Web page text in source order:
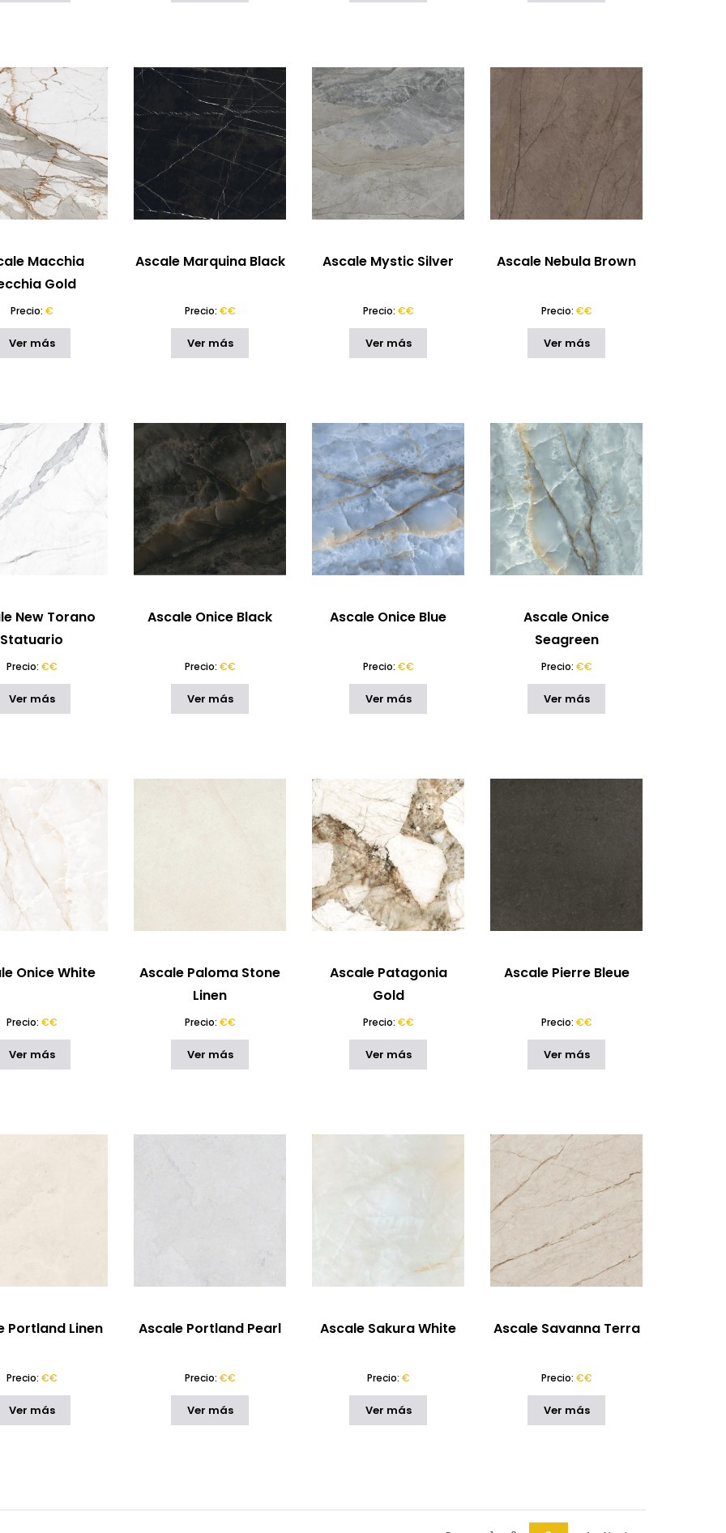
Macchia
Gold
Precio: €
Ver más
Ascale Marquina Black
Precio: €€
Ver más
Ascale Mystic Silver
Precio: €€
Ver más
Ascale Nebula Brown
Precio: €€
Ver más
New Torano
Statuario
Precio: €€
Ver más
Ascale Onice Black
Precio: €€
Ver más
Ascale Onice Blue
Precio: €€
Ver más
Ascale Onice
Seagreen
Precio: €€
Ver más
Onice White
Precio: €€
Ver más
Ascale Paloma Stone
Linen
Precio: €€
Ver más
Ascale Patagonia
Gold
Precio: €€
Ver más
Ascale Pierre Bleue
Precio: €€
Ver más
Portland Linen
Precio: €€
Ver más
Ascale Portland Pearl
Precio: €€
Ver más
Ascale Sakura White
Precio: €
Ver más
Ascale Savanna Terra
Precio: €€
Ver más